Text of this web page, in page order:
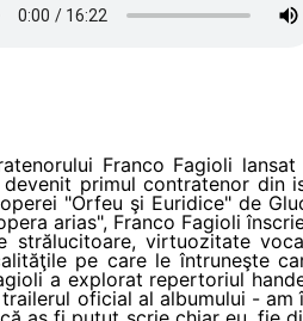
Franco Fagioli
primul contratenor din
"Orfeu şi Euridice" de
arias", Franco Fagioli
strălucitoare, virtuozitate
pe care le întruneşte
a explorat repertoriul
oficial al albumului -